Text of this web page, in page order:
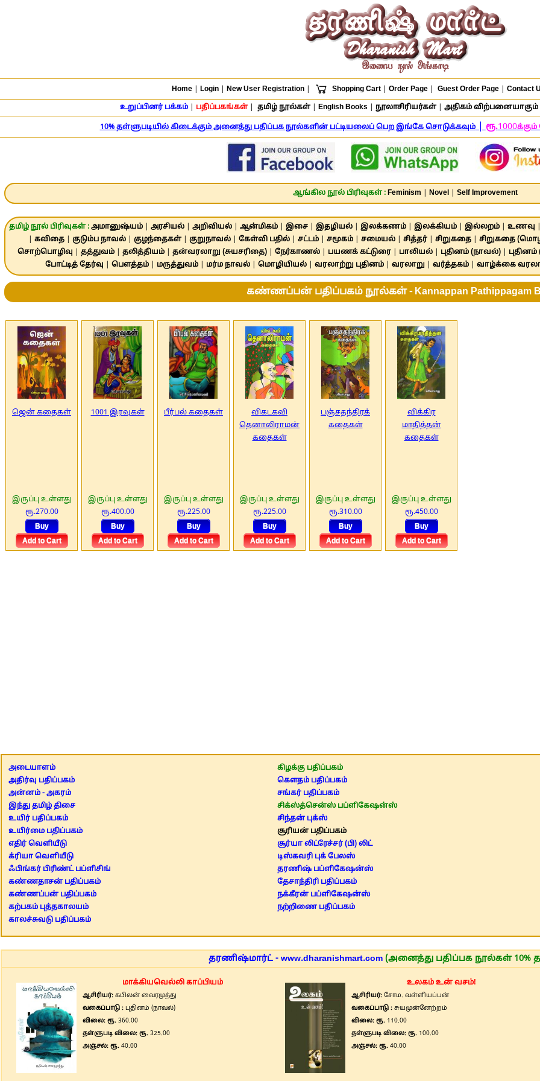
Home Login New User Registration Shopping Cart Order Page Guest Order Page Contact
உறுப்பினர் பக்கம்| பதிப்பகங்கள்| தமிழ் நூல்கள்| English Books நூலாசிரியர்கள்| அதிகம்
10% தள்ளுபடியில் கிடைக்கும் அனைத்து பதிப்பக நூல்களின் பட்டியலைப் பெற இங்கே சொடுக்கவும்|ரூ.1000
ஆங்கில நூல் பிரிவுகள் : Feminism Novel| Self Improvement
தமிழ் நூல் பிரிவுகள் : அமானுஷ்யம்| அரசியல்| அறிவியல்| ஆன்மிகம்| இசை| இதழியல்| இலக்கணம்| இலக்கியம்| இல்லறம்| உணவு
கவிதை| குடும்ப நாவல்| குழந்தைகள்| குறுநாவல்| கேள்வி பதில்| சட்டம்| சமூகம்| சமையல்| சித்தர்| சிறுகதை| சிறுகதை
சொற்பொழிவு
தத்துவம் தலித்தியம் தன்வரலாறு (சுயசரிதை) நேர்காணல் பயணக் கட்டுரை பாலியல் புதினம் (நாவல்)
போட்டித் தேர்வு
பௌத்தம் மருத்துவம் மர்ம நாவல் மொழியியல் வரலாற்று புதினம் வரலாறு வர்த்தகம் வாழ்க்கை
கண்ணப்பன் பதிப்பகம் நூல்கள் - Kannappan Pathippagam
ஜென் கதைகள்
இருப்பு உள்ளது
ரூ.270.00
1001 இரவுகள்
இருப்பு உள்ளது
ரூ.400.00
பீர்பல் கதைகள்
இருப்பு உள்ளது
ரூ.225.00
விகடகவி
தெனாலிராமன்
கதைகள்
இருப்பு உள்ளது
ரூ.225.00
பஞ்சதந்திரக்
கதைகள்
இருப்பு உள்ளது
ரூ.310.00
விக்கிர
மாதித்தன்
கதைகள்
இருப்பு உள்ளது
ரூ.450.00
அடையாளம்
அதிர்வு பதிப்பகம்
அன்னம் - அகரம்
இந்து தமிழ் திசை
உயிர் பதிப்பகம்
உயிர்மை பதிப்பகம்
எதிர் வெளியீடு
க்ரியா வெளியீடு
ஃபிங்கர் பிரிண்ட் பப்ளிசிங்
கண்ணதாசன் பதிப்பகம்
கண்ணப்பன் பதிப்பகம்
கற்பகம் புத்தகாலயம்
காலச்சுவடு பதிப்பகம்
கிழக்கு பதிப்பகம்
கௌதம் பதிப்பகம்
சங்கர் பதிப்பகம்
சிக்ஸ்த்சென்ஸ் பப்ளிகேஷன்ஸ்
சிந்தன் புக்ஸ்
சூரியன் பதிப்பகம்
சூர்யா லிட்ரேச்சர் (பி) லிட்
டிஸ்கவரி புக் பேலஸ்
தரணிஷ் பப்ளிகேஷன்ஸ்
தேசாந்திரி பதிப்பகம்
நக்கீரன் பப்ளிகேஷன்ஸ்
நற்றிணை பதிப்பகம்
தரணிஷ்மார்ட் - www.dharanishmart.com (அனைத்து பதிப்பக நூல்கள் 10%
மாக்கியவெல்லி காப்பியம்
ஆசிரியர்: கபிலன் வைரமுத்து
வகைப்பாடு : புதினம் (நாவல்)
விலை: ரூ. 360.00
தள்ளுபடி விலை: ரூ. 325.00
அஞ்சல்: ரூ. 40.00
உலகம் உன் வசம்!
ஆசிரியர்:சோம. வள்ளியப்பன்
வகைப்பாடு :சுயமுன்னேற்றம்
விலை: ரூ. 110.00
தள்ளுபடி விலை: ரூ. 100.00
அஞ்சல்: ரூ. 40.00